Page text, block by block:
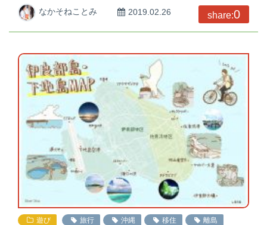
なかそねことみ 2019.02.26 share:0
遊び 旅行 沖縄 移住 離島